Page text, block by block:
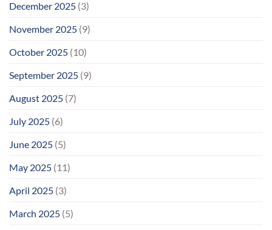
December 2025 (3)
November 2025 (9)
October 2025 (10)
September 2025 (9)
August 2025 (7)
July 2025 (6)
June 2025 (5)
May 2025 (11)
April 2025 (3)
March 2025 (5)